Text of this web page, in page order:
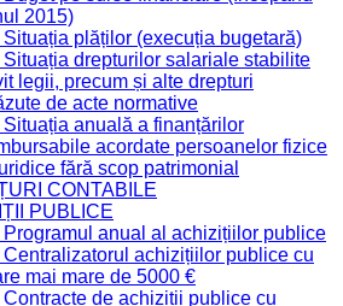
2015)
Situația plăților (execuția bugetară)
Situația drepturilor salariale stabilite
legii, precum și alte drepturi
de acte normative
Situația anuală a finanțărilor
acordate persoanelor fizice
fără scop patrimonial
CONTABILE
PUBLICE
Programul anual al achizițiilor publice
Centralizatorul achizițiilor publice cu
mai mare de 5000 €
Contracte de achiziții publice cu